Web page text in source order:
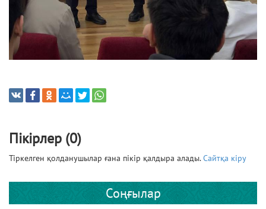
Пікірлер (0)
Тіркелген қолданушылар ғана пікір қалдыра алады.Сайтқа кіру
Соңғылар